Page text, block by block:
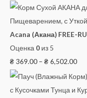
Acana (Акана) FREE-
Оценка 0 из 5
₴ 369.00 – ₴ 6,502.00